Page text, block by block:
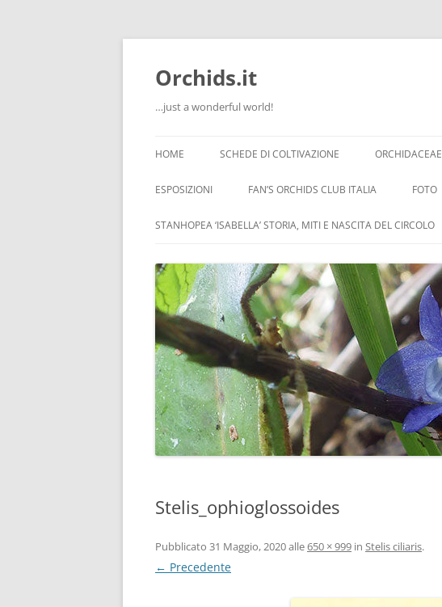
Orchids.it
…just a wonderful world!
HOME
INFO
LA SERRA DI GUIDO
SCHEDE DI COLTIVAZIONE ORCHIDACEAE
ESPOSIZIONI FAN’S ORCHIDS CLUB ITALIA FOTO
STANHOPEA ‘ISABELLA’ STORIA, MITI E NASCITA DEL CIRCOLO
Stelis_ophioglossoides
Pubblicato 31 Maggio, 2020alle650 × 999 in Stelis ciliaris.
← Precedente